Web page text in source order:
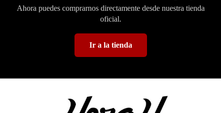
Ahora puedes comprarnos directamente desde nuestra tienda
oficial.
Ir a la tienda